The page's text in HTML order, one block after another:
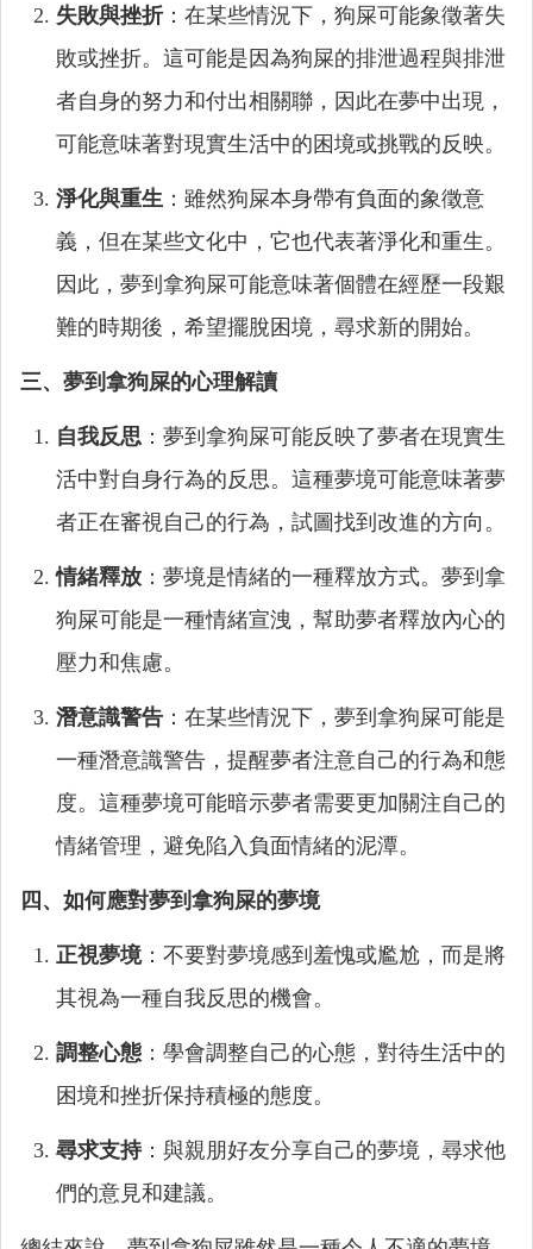
失敗與挫折：在某些情況下，狗屎可能象徵著失
敗或挫折。這可能是因為狗屎的排泄過程與排泄
者自身的努力和付出相關聯，因此在夢中出現，
可能意味著對現實生活中的困境或挑戰的反映。
淨化與重生 ：雖然狗屎本身帶有負面的象徵意
義，但在某些文化中，它也代表著淨化和重生。
因此，夢到拿狗屎可能意味著個體在經歷一段艱
難的時期後，希望擺脫困境，尋求新的開始。
三、夢到拿狗屎的心理解讀
自我反思 ：夢到拿狗屎可能反映了夢者在現實生
活中對自身行為的反思。這種夢境可能意味著夢
者正在審視自己的行為，試圖找到改進的方向。
情緒釋放 ：夢境是情緒的一種釋放方式。夢到拿
狗屎可能是一種情緒宣洩，幫助夢者釋放內心的
壓力和焦慮。
潛意識警告 ：在某些情況下，夢到拿狗屎可能是
一種潛意識警告，提醒夢者注意自己的行為和態
度。這種夢境可能暗示夢者需要更加關注自己的
情緒管理，避免陷入負面情緒的泥潭。
四、如何應對夢到拿狗屎的夢境
正視夢境：不要對夢境感到羞愧或尷尬，而是將
其視為一種自我反思的機會。
調整心態 ：學會調整自己的心態，對待生活中的
困境和挫折保持積極的態度。
尋求支持：與親朋好友分享自己的夢境，尋求他
們的意見和建議。